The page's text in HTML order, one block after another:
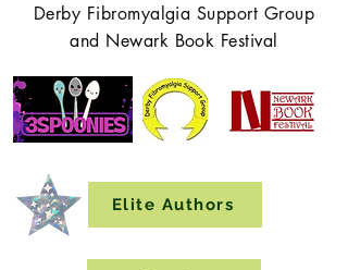
Derby Fibromyalgia Support Group
and Newark Book Festival
Elite Authors